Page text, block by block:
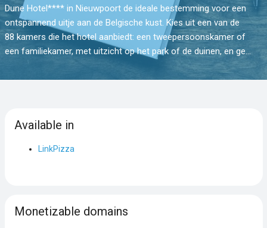
Dune Hotel**** in Nieuwpoort de ideale bestemming voor een
ontspannend uitje aan de Belgische kust. Kies uit een van de
88 kamers die het hotel aanbiedt: een tweepersoonskamer of
een familiekamer, met uitzicht op het park of de duinen, en ge...
Available in
LinkPizza
Monetizable domains